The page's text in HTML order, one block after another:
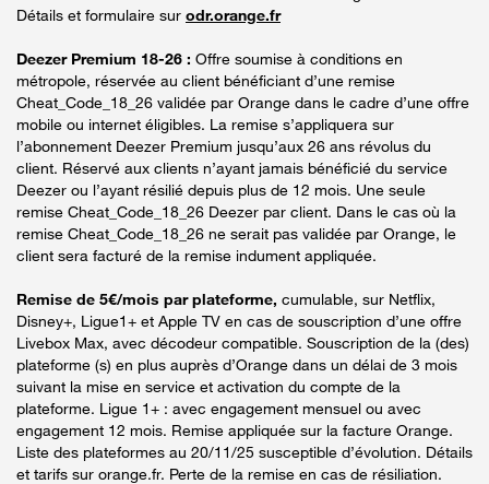
Détails et formulaire sur odr.orange.fr
Deezer Premium 18-26 : Offre soumise à conditions en
métropole, réservée au client bénéficiant d’une remise
Cheat_Code_18_26 validée par Orange dans le cadre d’une offre
mobile ou internet éligibles. La remise s’appliquera sur
l’abonnement Deezer Premium jusqu’aux 26 ans révolus du
client. Réservé aux clients n’ayant jamais bénéficié du service
Deezer ou l’ayant résilié depuis plus de 12 mois. Une seule
remise Cheat_Code_18_26 Deezer par client. Dans le cas où la
remise Cheat_Code_18_26 ne serait pas validée par Orange, le
client sera facturé de la remise indument appliquée.
Remise de 5€/mois par plateforme, cumulable, sur Netflix,
Disney+, Ligue1+ et Apple TV en cas de souscription d’une offre
Livebox Max, avec décodeur compatible. Souscription de la (des)
plateforme (s) en plus auprès d’Orange dans un délai de 3 mois
suivant la mise en service et activation du compte de la
plateforme. Ligue 1+ : avec engagement mensuel ou avec
engagement 12 mois. Remise appliquée sur la facture Orange.
Liste des plateformes au 20/11/25 susceptible d’évolution. Détails
et tarifs sur orange.fr. Perte de la remise en cas de résiliation.